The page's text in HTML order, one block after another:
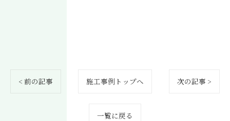
< 前の記事 施工事例トップへ 次の記事 >
一覧に戻る